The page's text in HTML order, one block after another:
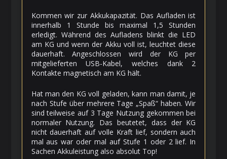
Kommen wir zur Akkukapazität. Das Aufladen ist
innerhalb 1 Stunde bis maximal 1,5 Stunden
erledigt. Während des Aufladens blinkt die LED
am KG und wenn der Akku voll ist, leuchtet diese
dauerhaft. Angeschlossen wird der KG per
mitgelieferten USB-Kabel, welches dank 2
Kontakte magnetisch am KG hält.
Hat man den KG voll geladen, kann man damit, je
nach Stufe über mehrere Tage „Spaß“ haben. Wir
sind teilweise auf 3 Tage Nutzung gekommen bei
normaler Nutzung. Das beutetet, dass der KG
nicht dauerhaft auf volle Kraft lief, sondern auch
mal aus war oder mal auf Stufe 1 oder 2 lief. In
Sachen Akkuleistung also absolut Top!